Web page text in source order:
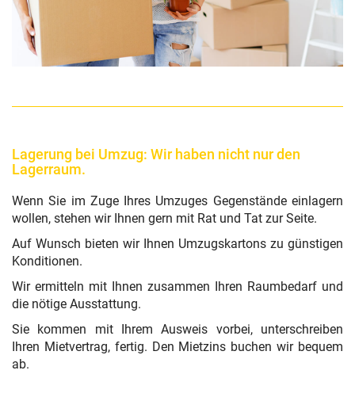
Lagerung bei Umzug: Wir haben nicht nur den
Lagerraum.
Wenn Sie im Zuge Ihres Umzuges Gegenstände einlagern
wollen, stehen wir Ihnen gern mit Rat und Tat zur Seite.
Auf Wunsch bieten wir Ihnen Umzugskartons zu günstigen
Konditionen.
Wir ermitteln mit Ihnen zusammen Ihren Raumbedarf und
die nötige Ausstattung.
Sie kommen mit Ihrem Ausweis vorbei, unterschreiben
Ihren Mietvertrag, fertig. Den Mietzins buchen wir bequem
ab.